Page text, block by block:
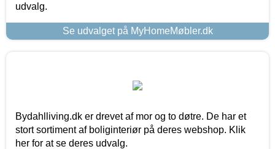
udvalg.
Se udvalget på MyHomeMøbler.dk
Bydahlliving.dk er drevet af mor og to døtre. De har et
stort sortiment af boliginteriør på deres webshop. Klik
her for at se deres udvalg.